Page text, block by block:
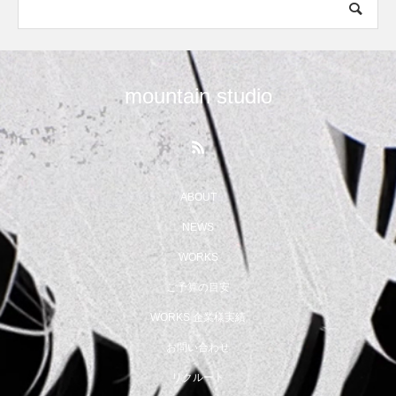
mountain studio
ABOUT
NEWS
WORKS
ご予算の目安
WORKS 企業様実績
お問い合わせ
リクルート